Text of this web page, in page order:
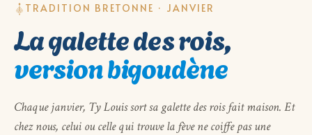
TRADITION BRETONNE · JANVIER
La galette des rois,
version bigoudène
Chaque janvier, Ty Louis sort sa galette des rois fait maison. Et
chez nous, celui ou celle qui trouve la fève ne coiffe pas une